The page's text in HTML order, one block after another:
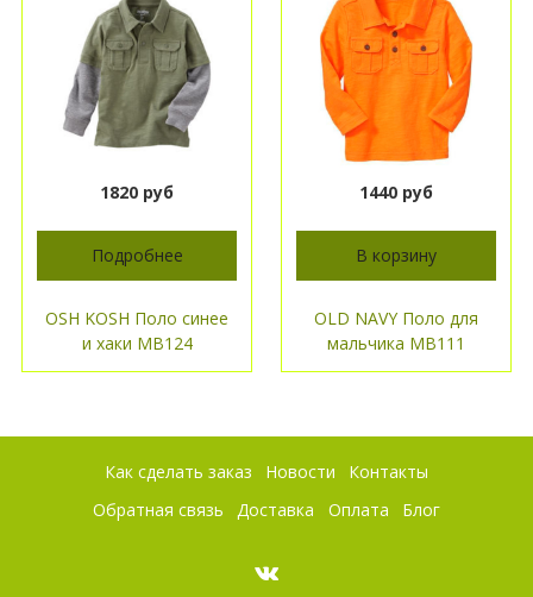
1820 руб
Подробнее
OSH KOSH Поло синее
и хаки МВ124
1440 руб
В корзину
OLD NAVY Поло для
мальчика МВ111
Как сделать заказ Новости
Контакты
Обратная связь
Доставка Оплата Блог